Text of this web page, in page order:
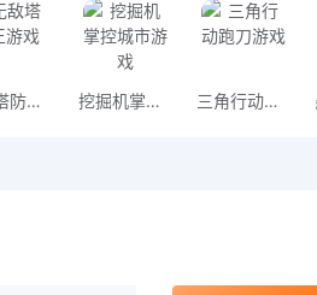
无敌塔防王游戏 挖掘机掌控城市游戏 三角行动跑刀游戏